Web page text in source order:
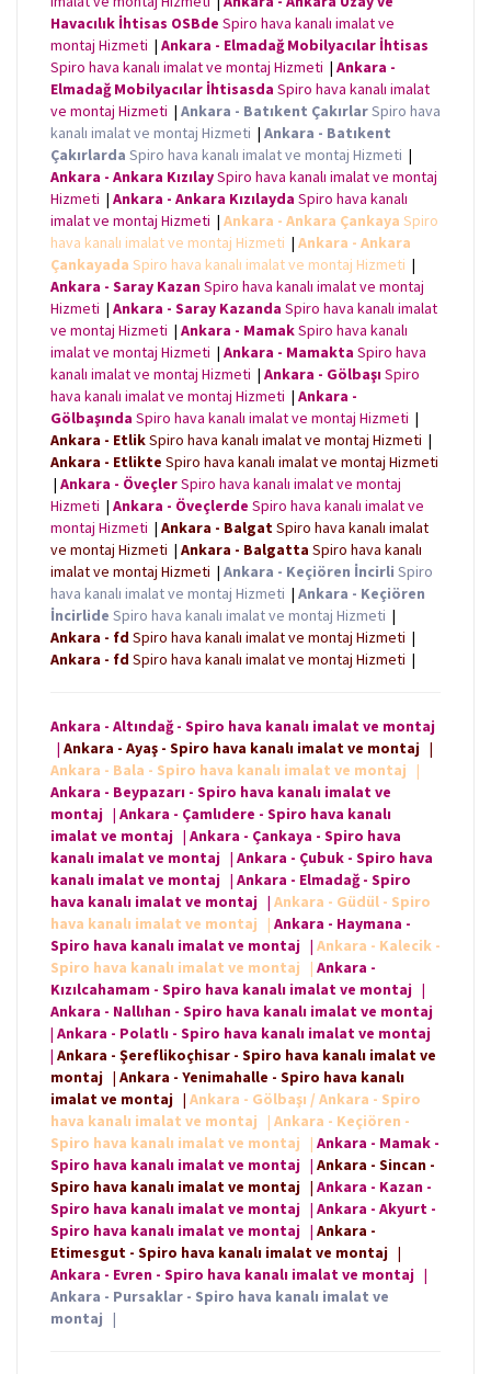
Havacılık İhtisas OSBde Spiro hava kanalı imalat ve
montaj Hizmeti | Ankara - Elmadağ Mobilyacılar İhtisas
Spiro hava kanalı imalat ve montaj Hizmeti | Ankara -
Elmadağ Mobilyacılar İhtisasda Spiro hava kanalı imalat
ve montaj Hizmeti | Ankara - Batıkent ÇakırlarSpiro hava
kanalı imalat ve montaj Hizmeti | Ankara - Batıkent
Çakırlarda Spiro hava kanalı imalat ve montaj Hizmeti |
Ankara - Ankara KızılaySpiro hava kanalı imalat ve montaj
Hizmeti | Ankara - Ankara Kızılayda Spiro hava kanalı
imalat ve montaj Hizmeti | Ankara - Ankara Çankaya Spiro
hava kanalı imalat ve montaj Hizmeti | Ankara - Ankara
Çankayada Spiro hava kanalı imalat ve montaj Hizmeti |
Ankara - Saray KazanSpiro hava kanalı imalat ve montaj
Hizmeti | Ankara - Saray Kazanda Spiro hava kanalı imalat
ve montaj Hizmeti | Ankara - MamakSpiro hava kanalı
imalat ve montaj Hizmeti | Ankara - Mamakta Spiro hava
kanalı imalat ve montaj Hizmeti | Ankara - GölbaşıSpiro
hava kanalı imalat ve montaj Hizmeti | Ankara -
Gölbaşında Spiro hava kanalı imalat ve montaj Hizmeti |
Ankara - EtlikSpiro hava kanalı imalat ve montaj Hizmeti |
Ankara - Etlikte Spiro hava kanalı imalat ve montaj Hizmeti
| Ankara - ÖveçlerSpiro hava kanalı imalat ve montaj
Hizmeti | Ankara - Öveçlerde Spiro hava kanalı imalat ve
montaj Hizmeti | Ankara - BalgatSpiro hava kanalı imalat
ve montaj Hizmeti | Ankara - Balgatta Spiro hava kanalı
imalat ve montaj Hizmeti | Ankara - Keçiören İncirli Spiro
hava kanalı imalat ve montaj Hizmeti | Ankara - Keçiören
İncirlide Spiro hava kanalı imalat ve montaj Hizmeti |
Ankara - fd Spiro hava kanalı imalat ve montaj Hizmeti |
Ankara - fd Spiro hava kanalı imalat ve montaj Hizmeti |
Ankara - Altındağ - Spiro hava kanalı imalat ve montaj
| Ankara - Ayaş - Spiro hava kanalı imalat ve montaj |
Ankara - Bala - Spiro hava kanalı imalat ve montaj |
Ankara - Beypazarı - Spiro hava kanalı imalat ve
montaj | Ankara - Çamlıdere - Spiro hava kanalı
imalat ve montaj | Ankara - Çankaya - Spiro hava
kanalı imalat ve montaj | Ankara - Çubuk - Spiro hava
kanalı imalat ve montaj | Ankara - Elmadağ - Spiro
hava kanalı imalat ve montaj | Ankara - Güdül - Spiro
hava kanalı imalat ve montaj | Ankara - Haymana -
Spiro hava kanalı imalat ve montaj | Ankara - Kalecik -
Spiro hava kanalı imalat ve montaj | Ankara -
Kızılcahamam - Spiro hava kanalı imalat ve montaj |
Ankara - Nallıhan - Spiro hava kanalı imalat ve montaj
| Ankara - Polatlı - Spiro hava kanalı imalat ve montaj
| Ankara - Şereflikoçhisar - Spiro hava kanalı imalat ve
montaj | Ankara - Yenimahalle - Spiro hava kanalı
imalat ve montaj | Ankara - Gölbaşı / Ankara - Spiro
hava kanalı imalat ve montaj | Ankara - Keçiören -
Spiro hava kanalı imalat ve montaj | Ankara - Mamak -
Spiro hava kanalı imalat ve montaj | Ankara - Sincan -
Spiro hava kanalı imalat ve montaj | Ankara - Kazan -
Spiro hava kanalı imalat ve montaj | Ankara - Akyurt -
Spiro hava kanalı imalat ve montaj | Ankara -
Etimesgut - Spiro hava kanalı imalat ve montaj |
Ankara - Evren - Spiro hava kanalı imalat ve montaj |
Ankara - Pursaklar - Spiro hava kanalı imalat ve
montaj |